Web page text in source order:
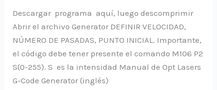
Descargar programa aquí, luego descomprimir
Abrir el archivo Generator DEFINIR VELOCIDAD,
NÚMERO DE PASADAS, PUNTO INICIAL. Importante,
el código debe tener presente el comando M106 P2
S(0-255). S es la intensidad Manual de Opt Lasers
G-Code Generator (inglés)